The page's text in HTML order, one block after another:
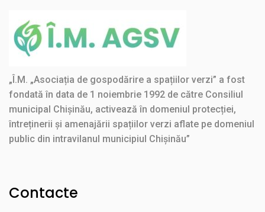
„Î.M. „Asociația de gospodărire a spațiilor verzi” a fost
fondată în data de 1 noiembrie 1992 de către Consiliul
municipal Chișinău, activează în domeniul protecției,
întreținerii și amenajării spațiilor verzi aflate pe domeniul
public din intravilanul municipiul Chișinău”
Contacte